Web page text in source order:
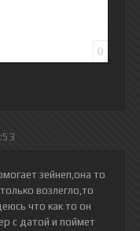
0
зейнеп,она то
возлегло,то
что как то он
с датой и поймет